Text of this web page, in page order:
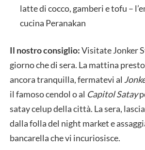
latte di cocco, gamberi e tofu –
cucina Peranakan
Il nostro consiglio:Visitate Jonker
giorno che di sera. La mattina
ancora tranquilla, fermatevi al
il famoso cendol o al Capitol Satay
satay celup della città. La sera,
dalla folla del night market e
bancarella che vi incuriosisce.